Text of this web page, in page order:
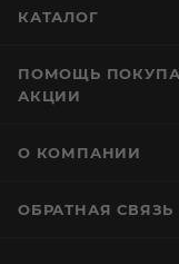
КАТАЛОГ
ПОМОЩЬ
АКЦИИ
О КОМПАНИИ
ОБРАТНАЯ СВЯЗЬ